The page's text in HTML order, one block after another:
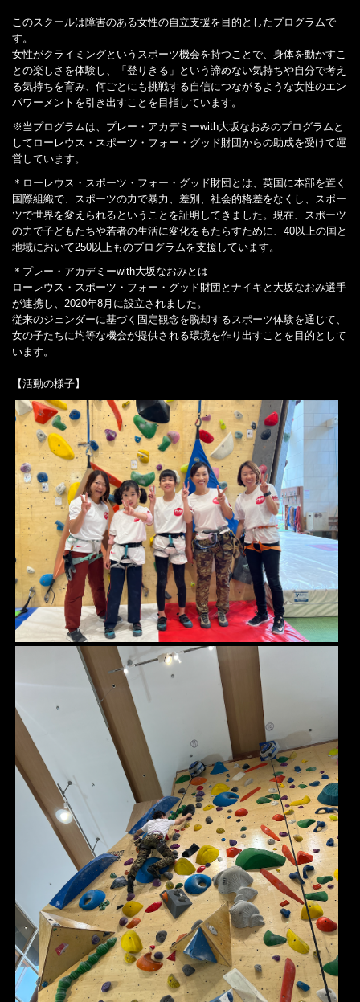
このスクールは障害のある女性の自立支援を目的としたプログラムで
す。
女性がクライミングというスポーツ機会を持つことで、身体を動かすこ
との楽しさを体験し、「登りきる」という諦めない気持ちや自分で考え
る気持ちを育み、何ごとにも挑戦する自信につながるような女性のエン
パワーメントを引き出すことを目指しています。
※当プログラムは、プレー・アカデミーwith大坂なおみのプログラムと
してローレウス・スポーツ・フォー・グッド財団からの助成を受けて運
営しています。
＊ローレウス・スポーツ・フォー・グッド財団とは、英国に本部を置く
国際組織で、スポーツの力で暴力、差別、社会的格差をなくし、スポー
ツで世界を変えられるということを証明してきました。現在、スポーツ
の力で子どもたちや若者の生活に変化をもたらすために、40以上の国と
地域において250以上ものプログラムを支援しています。
＊プレー・アカデミーwith大坂なおみとは
ローレウス・スポーツ・フォー・グッド財団とナイキと大坂なおみ選手
が連携し、2020年8月に設立されました。
従来のジェンダーに基づく固定観念を脱却するスポーツ体験を通じて、
女の子たちに均等な機会が提供される環境を作り出すことを目的として
います。
【活動の様子】